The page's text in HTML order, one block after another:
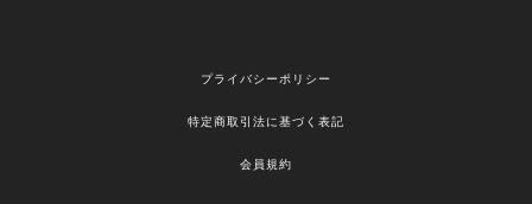
プライバシーポリシー
特定商取引法に基づく表記
会員規約